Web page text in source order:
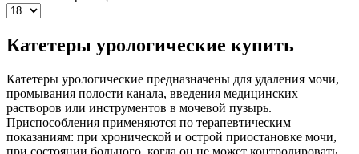
Катетеры урологические купить
Катетеры урологические предназначены для удаления мочи,
промывания полости канала, введения медицинских
растворов или инструментов в мочевой пузырь.
Приспособления применяются по терапевтическим
показаниям: при хронической и острой приостановке мочи,
при состоянии больного, когда он не может контролировать